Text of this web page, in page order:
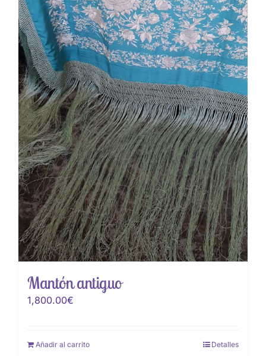
Mantón antiguo
1,800.00€
Añadir al carrito Detalles